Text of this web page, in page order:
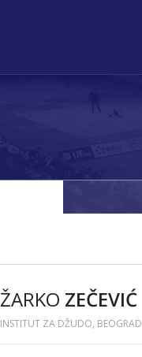
ŽARKO ZEČEVIĆ
INSTITUT ZA DŽUDO, BEOGRAD